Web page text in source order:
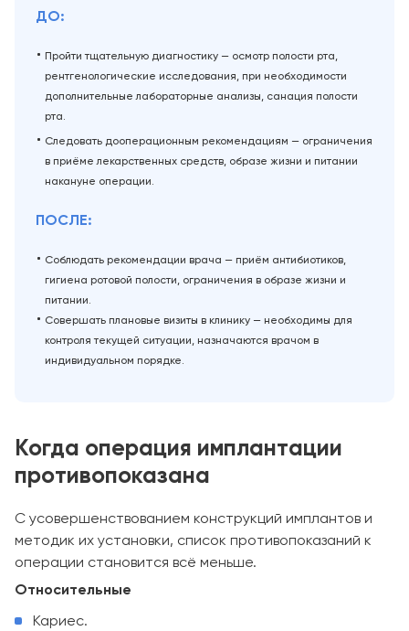
ДО:
Пройти тщательную диагностику — осмотр полости рта,
рентгенологические исследования, при необходимости
дополнительные лабораторные анализы, санация полости
рта.
Следовать дооперационным рекомендациям — ограничения
в приёме лекарственных средств, образе жизни и питании
накануне операции.
ПОСЛЕ:
Соблюдать рекомендации врача — приём антибиотиков,
гигиена ротовой полости, ограничения в образе жизни и
питании.
Совершать плановые визиты в клинику — необходимы для
контроля текущей ситуации, назначаются врачом в
индивидуальном порядке.
Когда операция имплантации
противопоказана
С усовершенствованием конструкций имплантов и
методик их установки, список противопоказаний к
операции становится всё меньше.
Относительные
Кариес.